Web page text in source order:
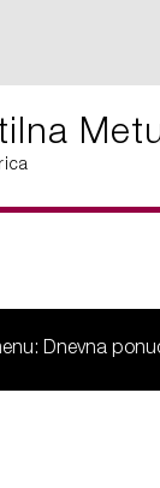
Dnevna